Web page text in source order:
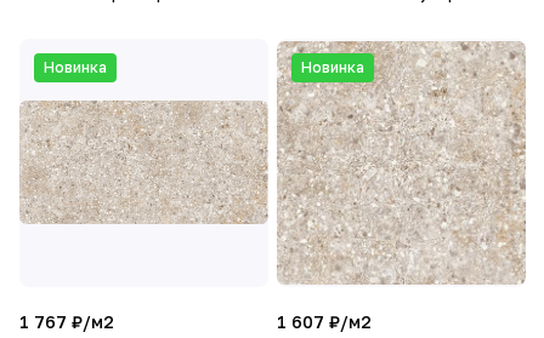
Новинка
1 767 ₽/м2
Новинка
1 607 ₽/м2